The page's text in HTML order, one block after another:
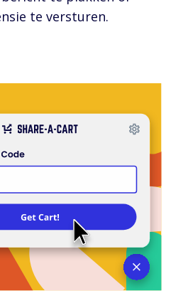
te versturen.